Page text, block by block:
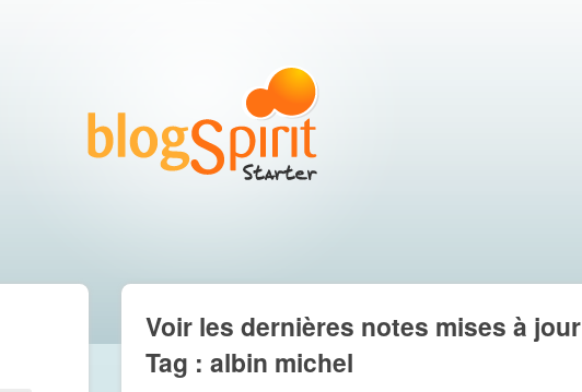
Voir les dernières notes mises à jour
Tag : albin michel